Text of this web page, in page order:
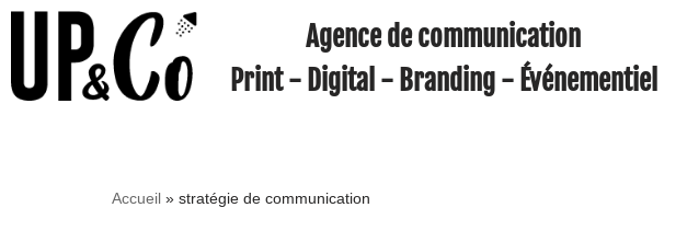
au
Agence de communication
Print - Digital - Branding - Événementiel
Accueil » stratégie de communication